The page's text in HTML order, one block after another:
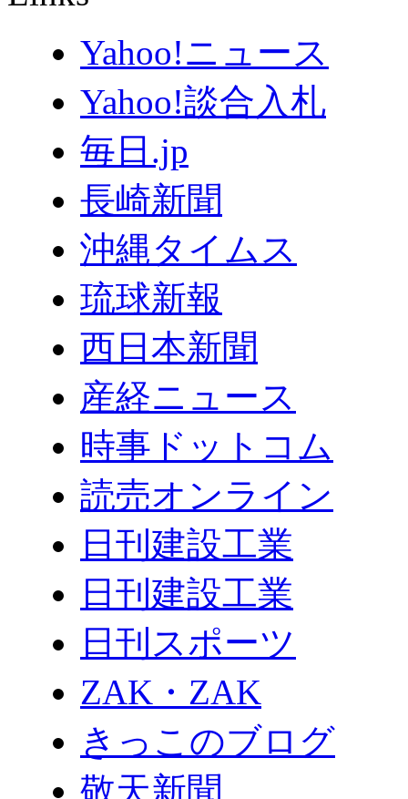
Yahoo!ニュース
Yahoo!談合入札
毎日.jp
長崎新聞
沖縄タイムス
琉球新報
西日本新聞
産経ニュース
時事ドットコム
読売オンライン
日刊建設工業
日刊建設工業
日刊スポーツ
ZAK・ZAK
きっこのブログ
敬天新聞